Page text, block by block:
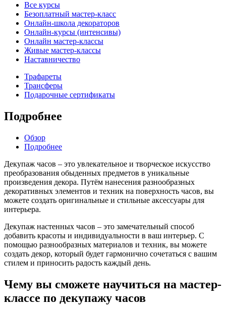
Все курсы
Безоплатный мастер-класс
Онлайн-школа декораторов
Онлайн-курсы (интенсивы)
Онлайн мастер-классы
Живые мастер-классы
Наставничество
Трафареты
Трансферы
Подарочные сертификаты
Подробнее
Обзор
Подробнее
Декупаж часов – это увлекательное и творческое искусство
преобразования обыденных предметов в уникальные
произведения декора. Путём нанесения разнообразных
декоративных элементов и техник на поверхность часов, вы
можете создать оригинальные и стильные аксессуары для
интерьера.
Декупаж настенных часов – это замечательный способ
добавить красоты и индивидуальности в ваш интерьер. С
помощью разнообразных материалов и техник, вы можете
создать декор, который будет гармонично сочетаться с вашим
стилем и приносить радость каждый день.
Чему вы сможете научиться на мастер-
классе по декупажу часов